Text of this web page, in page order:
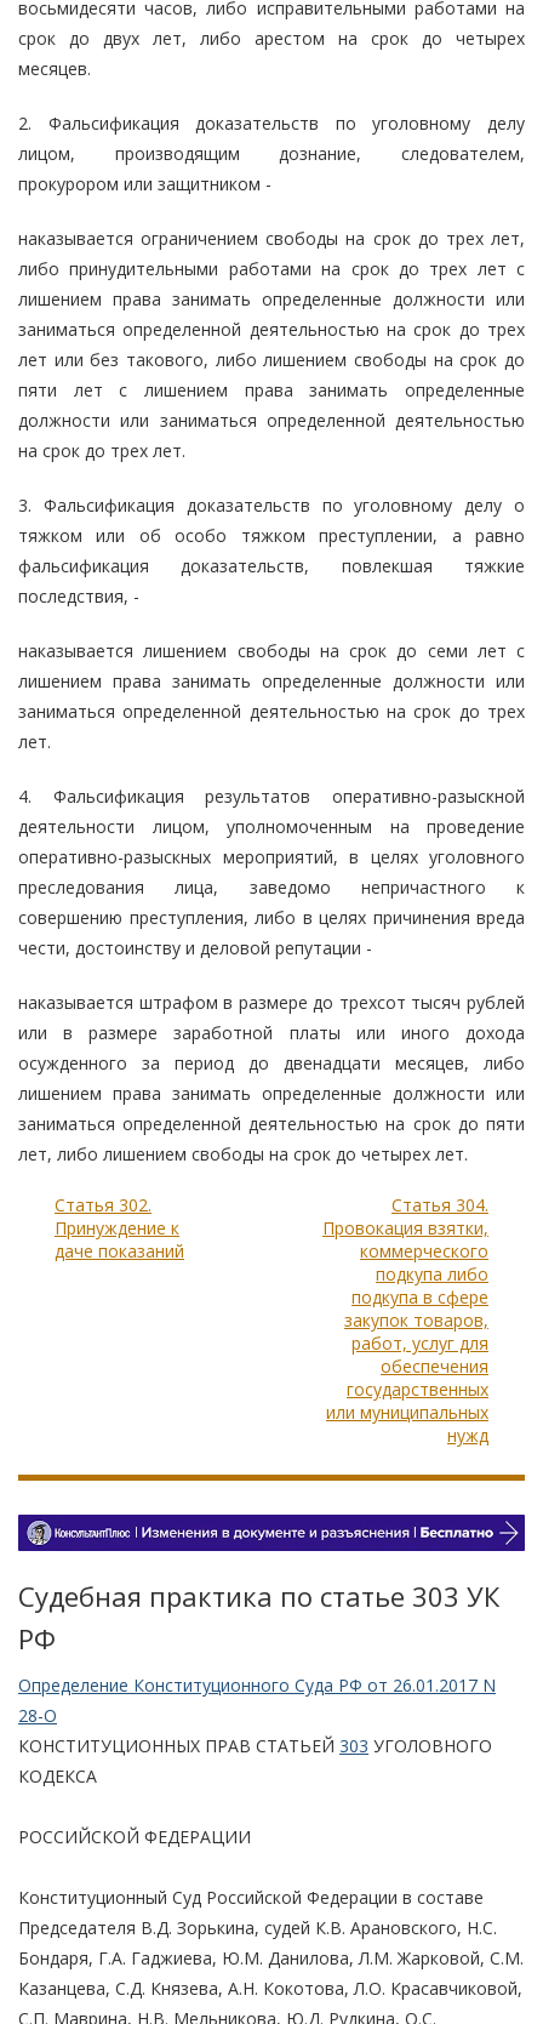
восьмидесяти часов, либо исправительными работами на
срок до двух лет, либо арестом на срок до четырех
месяцев.
2. Фальсификация доказательств по уголовному делу
лицом, производящим дознание, следователем,
прокурором или защитником -
наказывается ограничением свободы на срок до трех лет,
либо принудительными работами на срок до трех лет с
лишением права занимать определенные должности или
заниматься определенной деятельностью на срок до трех
лет или без такового, либо лишением свободы на срок до
пяти лет с лишением права занимать определенные
должности или заниматься определенной деятельностью
на срок до трех лет.
3. Фальсификация доказательств по уголовному делу о
тяжком или об особо тяжком преступлении, а равно
фальсификация доказательств, повлекшая тяжкие
последствия, -
наказывается лишением свободы на срок до семи лет с
лишением права занимать определенные должности или
заниматься определенной деятельностью на срок до трех
лет.
4. Фальсификация результатов оперативно-разыскной
деятельности лицом, уполномоченным на проведение
оперативно-разыскных мероприятий, в целях уголовного
преследования лица, заведомо непричастного к
совершению преступления, либо в целях причинения вреда
чести, достоинству и деловой репутации -
наказывается штрафом в размере до трехсот тысяч рублей
или в размере заработной платы или иного дохода
осужденного за период до двенадцати месяцев, либо
лишением права занимать определенные должности или
заниматься определенной деятельностью на срок до пяти
лет, либо лишением свободы на срок до четырех лет.
Статья 302.
Принуждение к
даче показаний
Статья 304.
Провокация взятки,
коммерческого
подкупа либо
подкупа в сфере
закупок товаров,
работ, услуг для
обеспечения
государственных
или муниципальных
нужд
Судебная практика по статье 303 УК
РФ
Определение Конституционного Суда РФ от 26.01.2017 N
28-О
КОНСТИТУЦИОННЫХ ПРАВ СТАТЬЕЙ 303 УГОЛОВНОГО
КОДЕКСА
РОССИЙСКОЙ ФЕДЕРАЦИИ
Конституционный Суд Российской Федерации в составе
Председателя В.Д. Зорькина, судей К.В. Арановского, Н.С.
Бондаря, Г.А. Гаджиева, Ю.М. Данилова, Л.М. Жарковой, С.М.
Казанцева, С.Д. Князева, А.Н. Кокотова, Л.О. Красавчиковой,
С.П. Маврина, Н.В. Мельникова, Ю.Д. Рудкина, О.С.